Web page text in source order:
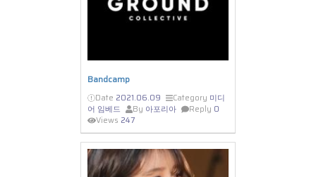
Bandcamp
Date 2021.06.09 Category 미디
어 임베드
By 아포리아 Reply 0
Views 247